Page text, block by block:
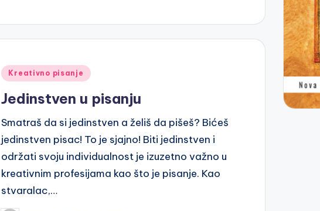
Posted
Kreativno pisanje
Jedinstven u pisanju
Smatraš da si jedinstven a želiš da pišeš? Bićeš
jedinstven pisac! To je sjajno! Biti jedinstven i
održati svoju individualnost je izuzetno važno u
kreativnim profesijama kao što je pisanje. Kao
stvaralac,…